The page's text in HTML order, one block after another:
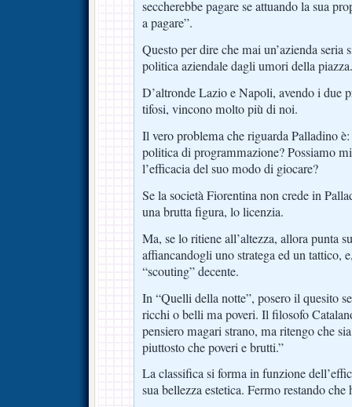
seccherebbe pagare se attuando la sua
a pagare”.
Questo per dire che mai un’azienda seria
politica aziendale dagli umori della piazza.
D’altronde Lazio e Napoli, avendo i due
tifosi, vincono molto più di noi.
Il vero problema che riguarda Palladino
politica di programmazione? Possiamo
l’efficacia del suo modo di giocare?
Se la società Fiorentina non crede in
una brutta figura, lo licenzia.
Ma, se lo ritiene all’altezza, allora punta
affiancandogli uno stratega ed un tattico,
“scouting” decente.
In “Quelli della notte”, posero il quesito
ricchi o belli ma poveri. Il filosofo
pensiero magari strano, ma ritengo che
piuttosto che poveri e brutti.”
La classifica si forma in funzione
sua bellezza estetica. Fermo restando